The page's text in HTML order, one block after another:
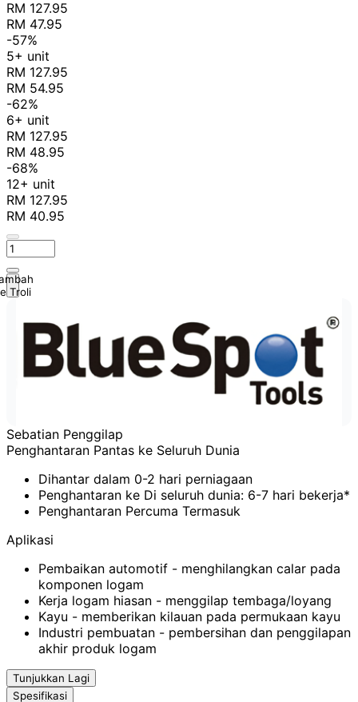
RM 127.95
RM 47.95
-57%
5+ unit
RM 127.95
RM 54.95
-62%
6+ unit
RM 127.95
RM 48.95
-68%
12+ unit
RM 127.95
RM 40.95
Troli
Sebatian Penggilap
Penghantaran Pantas ke Seluruh Dunia
Dihantar dalam 0-2 hari perniagaan
Penghantaran ke Di seluruh dunia: 6-7 hari bekerja*
Penghantaran Percuma Termasuk
Aplikasi
Pembaikan automotif - menghilangkan calar pada
komponen logam
Kerja logam hiasan - menggilap tembaga/loyang
Kayu - memberikan kilauan pada permukaan kayu
Industri pembuatan - pembersihan dan penggilapan
akhir produk logam
Tunjukkan Lagi
Spesifikasi